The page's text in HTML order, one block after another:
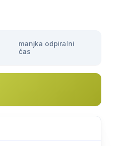
manjka odpiralni
čas